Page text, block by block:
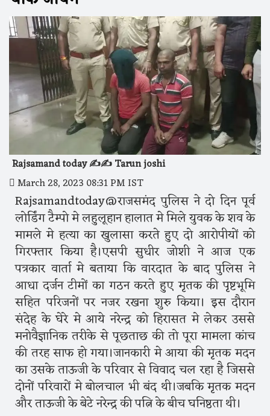
Rajsamand today ✍️✍️ Tarun joshi
March 28, 2023 08:31 PM IST
Rajsamandtoday@राजसमंद पुलिस ने दो दिन पूर्व
लोर्डिंग टैम्पो मे लहुलूहान हालात मे मिले युवक के शव के
मामले मे हत्या का खुलासा करते हुए दो आरोपीयों को
गिरफ्तार किया है।एसपी सुधीर जोशी ने आज एक
पत्रकार वार्ता मे बताया कि वारदात के बाद पुलिस ने
आधा दर्जन टीमों का गठन करते हुए मृतक की पृष्टभूमि
सहित परिजनों पर नजर रखना शुरु किया। इस दौरान
संदेह के घेरे मे आये नरेन्द्र को हिरासत मे लेकर उससे
मनोवैज्ञानिक तरीके से पूछताछ की तो पूरा मामला कांच
की तरह साफ हो गया।जानकारी मे आया की मृतक मदन
का उसके ताऊजी के परिवार से विवाद चल रहा है जिससे
दोनों परिवारों मे बोलचाल भी बंद थी।जबकि मृतक मदन
और ताऊजी के बेटे नरेन्द्र की पत्नि के बीच घनिष्ठता थी।